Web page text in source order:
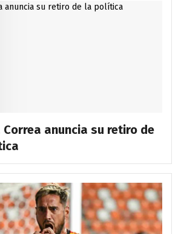
Correa anuncia su retiro de